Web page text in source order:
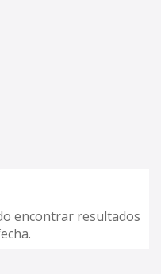
encontrar resultados